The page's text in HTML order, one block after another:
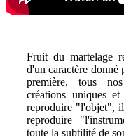
Fruit du martelage
d'un caractère donné
première, tous
créations uniques
reproduire "l'objet",
reproduire
toute la subtilité de